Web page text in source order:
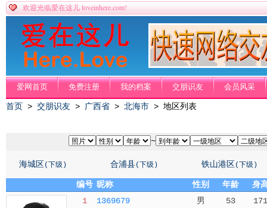
欢迎光临爱在这儿 loveinhere.com!
爱网首页 免费注册 我的档案 交朋识友 会员风采
首页 > 交朋识友 > 广西省 > 北海市 > 地区列表
~
海城区 (下级) 合浦县(下级) 铁山港区 (下级)
编号 昵称 性别 年龄
身
1
1369679 男 53
171